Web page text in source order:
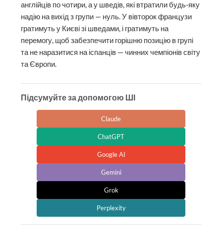
англійців по чотири, а у шведів, які втратили будь-яку
надію на вихід з групи — нуль. У вівторок французи
гратимуть у Києві зі шведами, і гратимуть на
перемогу, щоб забезпечити горішню позицію в групі
та не наразитися на іспанців — чинних чемпіонів світу
та Європи.
Підсумуйте за допомогою ШІ
Claude
ChatGPT
Google AI
Gemini
Grok
Perplexity